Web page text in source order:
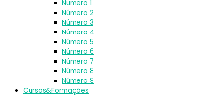
Numero 1
Número 2
Número 3
Número 4
Número 5
Número 6
Número 7
Número 8
Número 9
Cursos&Formações